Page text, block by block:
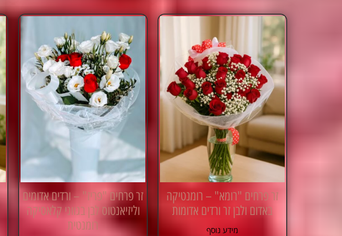
זר פרחים "רומא" – רומנטיקה
באדום ולבן זר ורדים אדומות
מידע נוסף
זר פרחים "פריז" – ורדים אדומים
וליזיאנטוס לבן בגווני קלאסיקה
רומנטית